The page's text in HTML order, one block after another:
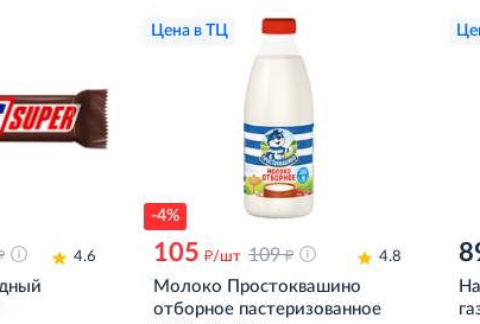
4.6
Цена в ТЦ
-4%
105 д/шт 109 д 4.8
Молоко Простоквашино
отборное пастеризованное